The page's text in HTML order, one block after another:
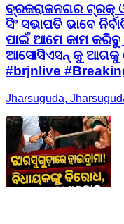
ବ୍ରଜରାଜନଗର ଟ୍ରକ୍
ସିଂ ସଭାପତି ଭାବେ
ପାଇଁ ଆମେ କାମ
ଆସୋସିଏସନ୍ କୁ ଆଗକୁ
#brjnlive
Jharsuguda,